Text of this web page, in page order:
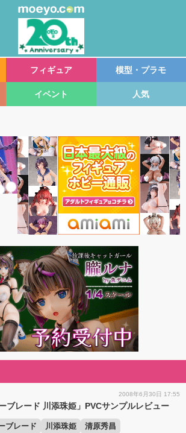
フィギュア 模型・プラモ
イベント 人気
2008年6月30日 17:55
ブレード 川添珠姫」PVCサンプルレビュー
ブレード 川添珠姫
清原秀昌